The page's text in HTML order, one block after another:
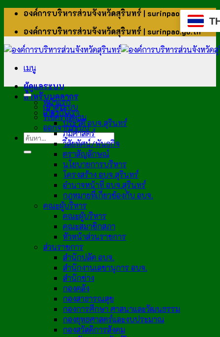
ข้าม
เนื้อหา
องค์การบริหารส่วนจังหวัดสุรินทร์ | surinpao.go.th
องค์การบริหารส่วนจังหวัดสุรินทร์ | surinpao.go.th
เมนู
ผู้ดูแลระบบ
สำหรับบุคลากร
เข้าสู่ระบบ
รีเซ็ตรหัสผ่าน
ออกจากระบบ
หน้าแรก
เกี่ยวกับเรา
ประวัติ อบจ.สุรินทร์
ภูมิศาสตร์
วิสัยทัศน์/พันธกิจ
ตราสัญลักษณ์
นโยบายการบริหาร
โครงสร้าง อบจ.สุรินทร์
อำนาจหน้าที่ อบจ.สุรินทร์
กฎหมายที่เกี่ยวข้องกับ อบจ.
คณะผู้บริหาร
คณะผู้บริหาร
คณะสมาชิกสภา
หัวหน้าส่วนราชการ
ส่วนราชการ
สำนักปลัด อบจ.
สำนักงานเลขานุการ อบจ.
สำนักช่าง
กองคลัง
กองสาธารณสุข
กองการศึกษา ศาสนาและวัฒนธรรม
กองยุทธศาสตร์และงบประมาณ
กองสวัสดิการสังคม